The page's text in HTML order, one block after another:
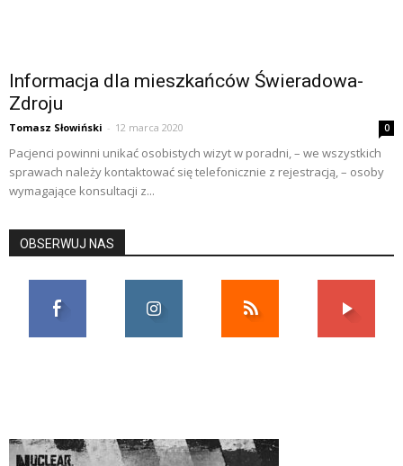
Informacja dla mieszkańców Świeradowa-
Zdroju
Tomasz Słowiński - 12 marca 2020 0
Pacjenci powinni unikać osobistych wizyt w poradni, – we wszystkich
sprawach należy kontaktować się telefonicznie z rejestracją, – osoby
wymagające konsultacji z...
OBSERWUJ NAS